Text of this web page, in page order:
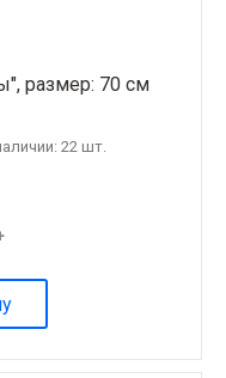
размер: 70 см
22 шт.